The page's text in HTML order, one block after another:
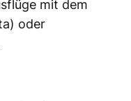
mit dem
oder